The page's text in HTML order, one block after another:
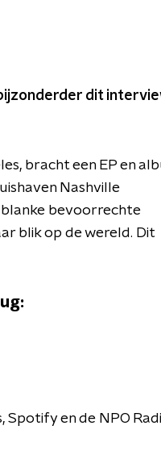
dit
bracht een EP en
Nashville
blanke bevoorrechte
blik op de wereld. Dit
en de NPO